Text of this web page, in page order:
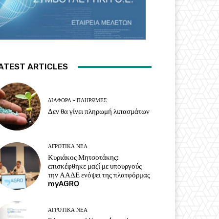
ARTICLES
ΔΙΆΦΟΡΑ - ΠΛΗΡΩΜΈΣ
Δεν θα γίνει πληρωμή λιπασμάτων
ΑΓΡΟΤΙΚΆ ΝΈΑ
Κυριάκος Μητσοτάκης:
επισκέφθηκε μαζί με υπουργούς
την ΑΑΔΕ ενόψει της πλατφόρμας
myAGRO
ΑΓΡΟΤΙΚΆ ΝΈΑ